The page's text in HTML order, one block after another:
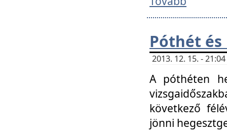
Póthét és
2013. 12. 15. -
A póthéten
következő
jönni